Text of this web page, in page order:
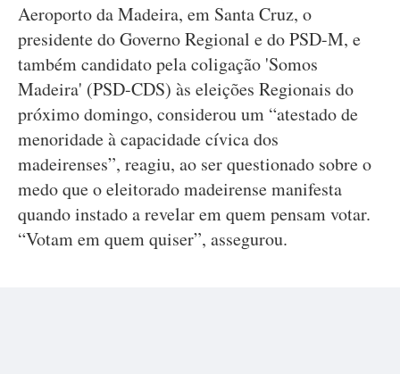
Aeroporto da Madeira, em Santa Cruz, o
presidente do Governo Regional e do PSD-M, e
também candidato pela coligação 'Somos
Madeira' (PSD-CDS) às eleições Regionais do
próximo domingo, considerou um “atestado de
menoridade à capacidade cívica dos
madeirenses”, reagiu, ao ser questionado sobre o
medo que o eleitorado madeirense manifesta
quando instado a revelar em quem pensam votar.
“Votam em quem quiser”, assegurou.